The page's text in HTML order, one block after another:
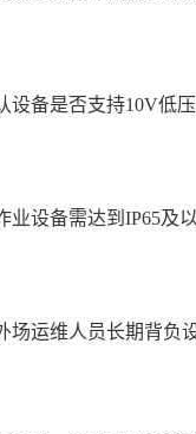
设备是否支持10V低
业设备需达到IP65及
场运维人员长期背负